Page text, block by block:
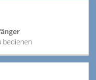
bedienen